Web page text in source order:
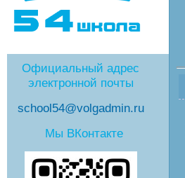
Официальный адрес
электронной почты
school54@volgadmin.ru
Мы ВКонтакте